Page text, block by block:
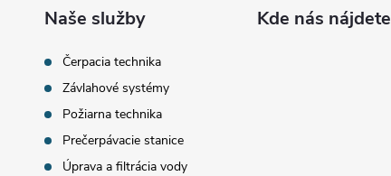
Naše služby
Čerpacia technika
Závlahové systémy
Požiarna technika
Prečerpávacie stanice
Úprava a filtrácia vody
Kde nás nájdete